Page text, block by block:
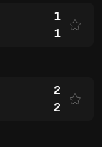
1
1
2
2